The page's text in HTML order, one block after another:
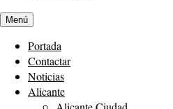
Menú
Portada
Contactar
Noticias
Alicante